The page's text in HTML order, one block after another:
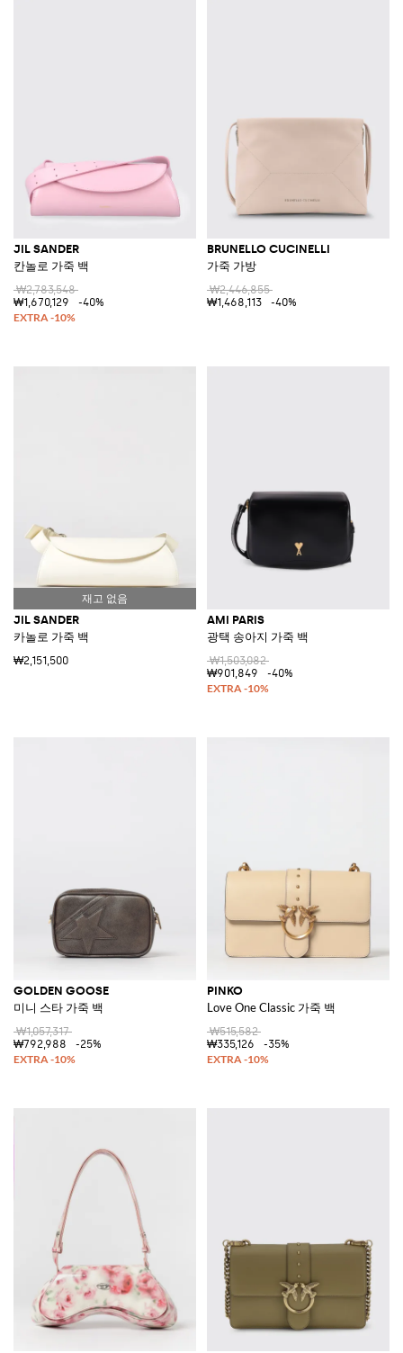
JIL SANDER
칸놀로 가죽 백
₩2,783,548
₩1,670,129
-40%
BRUNELLO CUCINELLI
가죽 가방
₩2,446,855
₩1,468,113
-40%
JIL SANDER
카놀로 가죽 백
₩2,151,500
AMI PARIS
광택 송아지 가죽 백
₩1,503,082
₩901,849
-40%
GOLDEN GOOSE
미니 스타 가죽 백
₩1,057,317
₩792,988
-25%
PINKO
Love One Classic 가죽 백
₩515,582
₩335,126
-35%